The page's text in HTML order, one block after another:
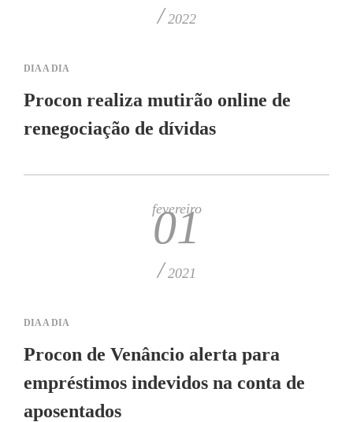
/ 2022
DIA A DIA
Procon realiza mutirão online de
renegociação de dívidas
fevereiro
01
/ 2021
DIA A DIA
Procon de Venâncio alerta para
empréstimos indevidos na conta de
aposentados